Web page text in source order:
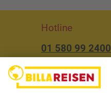
Hotline
01 580 99 2400
Über uns